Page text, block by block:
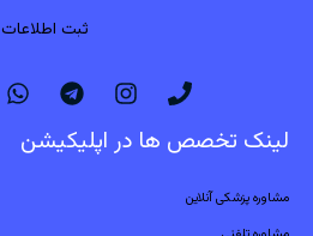
ثبت اطلاعات
لینک تخصص ها در اپلیکیشن
مشاوره پزشکی آنلاین